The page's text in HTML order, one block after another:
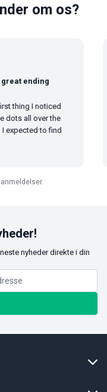
om os?
ending
thing I noticed
all over the
to find
nyheder direkte i din